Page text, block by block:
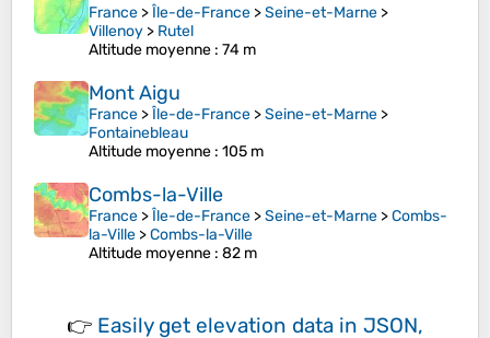
France >Île-de-France >Seine-et-Marne >
Villenoy > Rutel
Altitude moyenne : 74 m
Mont Aigu
France >Île-de-France >Seine-et-Marne >
Fontainebleau
Altitude moyenne : 105 m
Combs-la-Ville
France >Île-de-France >Seine-et-Marne >Combs-
la-Ville >Combs-la-Ville
Altitude moyenne : 82 m
👉 Easily get elevation data in JSON,